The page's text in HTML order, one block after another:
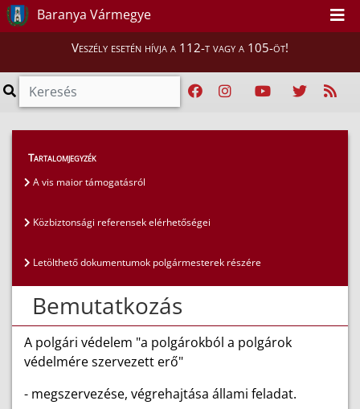
Baranya Vármegye
Veszély esetén hívja a 112-t vagy a 105-öt!
Szakmai tájékoztatók
Tartalomjegyzék
A vis maior támogatásról
Közbiztonsági referensek elérhetőségei
Letölthető dokumentumok polgármesterek részére
Bemutatkozás
A polgári védelem "a polgárokból a polgárok
védelmére szervezett erő"
- megszervezése, végrehajtása állami feladat.